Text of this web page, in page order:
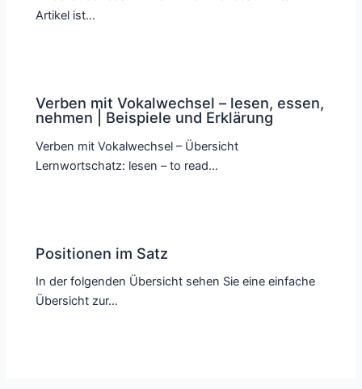
Artikel ist…
Verben mit Vokalwechsel – lesen, essen,
nehmen | Beispiele und Erklärung
Verben mit Vokalwechsel – Übersicht
Lernwortschatz: lesen – to read…
Positionen im Satz
In der folgenden Übersicht sehen Sie eine einfache
Übersicht zur…